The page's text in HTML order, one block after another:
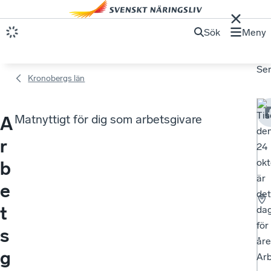
Sök Meny
Kronobergs län
A
r
b
e
t
s
g
Matnyttigt för dig som arbetsgivare
24
är
det
för